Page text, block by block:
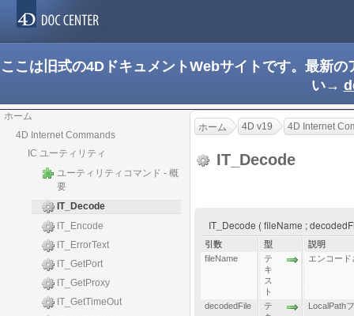
ここは旧式の4DドキュメントWebサイトです。最新
い→
ホーム
4D Internet Commands
IC ユーティリティ
ユーティリティコマンド - 概
要
IT_Decode
IT_Encode
IT_ErrorText
IT_GetPort
IT_GetProxy
IT_GetTimeOut
ホーム 4D v19 4D Internet
IT_Decode
IT_Decode ( fileName ;
引数 型
説明
fileName
テ
キ
ス
ト
エンコー
decodedFile
テ
LocalPath